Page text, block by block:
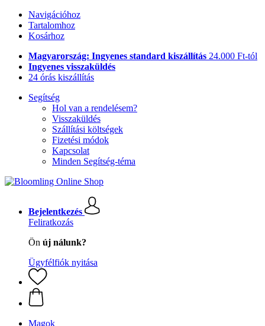
Navigációhoz
Tartalomhoz
Kosárhoz
Magyarország: Ingyenes standard kiszállítás 24.000 Ft-tól
Ingyenes visszaküldés
24 órás kiszállítás
Segítség
Hol van a rendelésem?
Visszaküldés
Szállítási költségek
Fizetési módok
Kapcsolat
Minden Segítség-téma
Bejelentkezés
Feliratkozás
Ön új nálunk?
Ügyfélfiók nyitása
Magok